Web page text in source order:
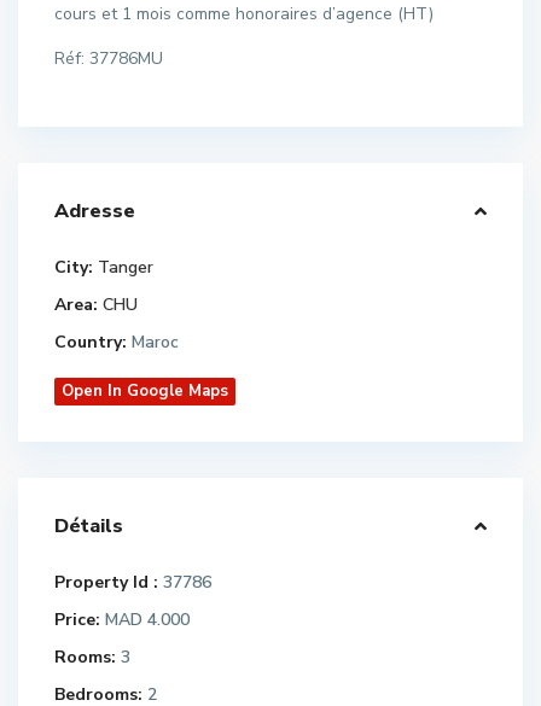
cours et 1 mois comme honoraires d’agence (HT)
Réf: 37786MU
Adresse
City: Tanger
Area: CHU
Country: Maroc
Open In Google Maps
Détails
Property Id : 37786
Price: MAD 4.000
Rooms: 3
Bedrooms: 2